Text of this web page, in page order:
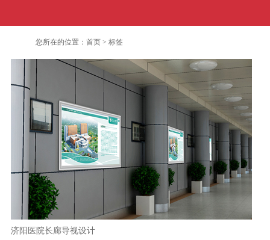
您所在的位置： 首页> 标签
济阳医院长廊导视设计